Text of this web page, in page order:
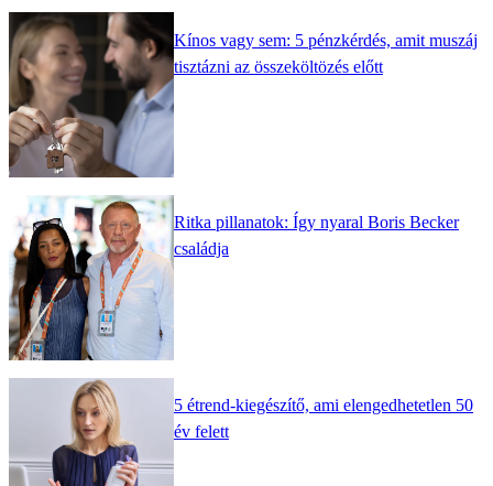
Kínos vagy sem: 5 pénzkérdés, amit muszáj
tisztázni az összeköltözés előtt
Ritka pillanatok: Így nyaral Boris Becker
családja
5 étrend-kiegészítő, ami elengedhetetlen 50
év felett